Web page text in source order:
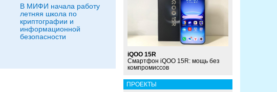
В МИФИ начала работу
летняя школа по
криптографии и
информационной
безопасности
iQOO 15R
Смартфон iQOO 15R: мощь без
компромиссов
ПРОЕКТЫ